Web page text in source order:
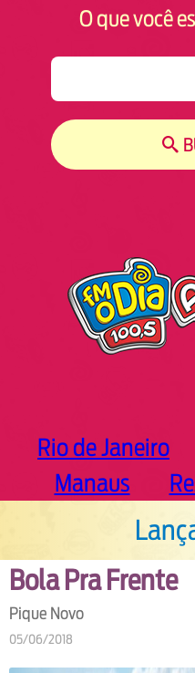
O que você
Rio de Janeiro
Manaus
Bola Pra Frente
Pique Novo
05/06/2018